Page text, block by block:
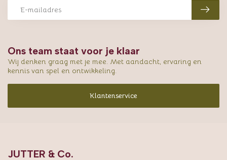
Ons team staat voor je klaar
Wij denken graag met je mee. Met aandacht, ervaring en
kennis van spel en ontwikkeling.
Klantenservice
JUTTER & Co.